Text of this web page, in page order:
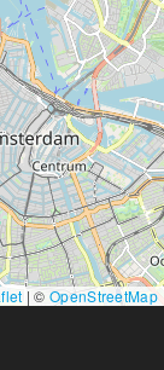
| ©OpenStreetMap